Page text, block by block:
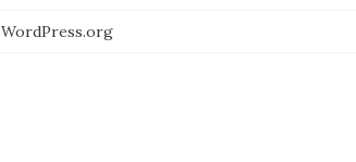
WordPress.org